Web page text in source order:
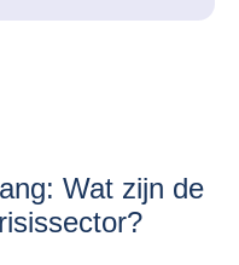
Wat zijn de